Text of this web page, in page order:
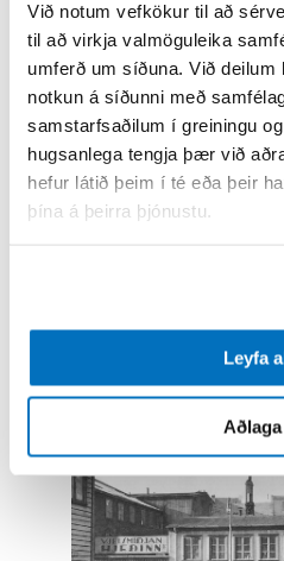
Við notum vefkökur til að
til að virkja valmöguleika
umferð um síðuna. Við deilum
notkun á síðunni með
samstarfsaðilum í greiningu
hugsanlega tengja þær við
hefur látið þeim í té eða þeir
þína á þeirra þjónustu.
Leyfa
Aðlaga
Bjarni
Dótturfélagið
Reykjavík